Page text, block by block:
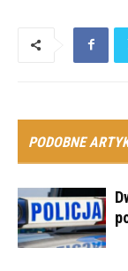
PODOBNE